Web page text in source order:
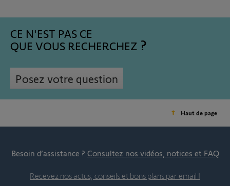
CE N'EST PAS CE
QUE VOUS RECHERCHEZ
Posez votre question
Haut de page
Besoin d’assistance ? Consultez nos vidéos, notices et FAQ
Recevez nos actus, conseils et bons plans par email !